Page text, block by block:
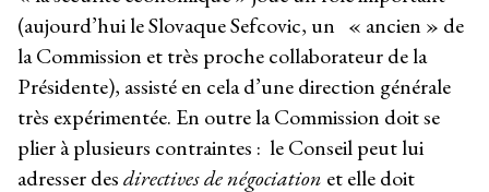
(aujourd’hui le Slovaque Sefcovic, un « ancien » de
la Commission et très proche collaborateur de la
Présidente), assisté en cela d’une direction générale
très expérimentée. En outre la Commission doit se
plier à plusieurs contraintes : le Conseil peut lui
adresser desdirectives de négociation et elle doit